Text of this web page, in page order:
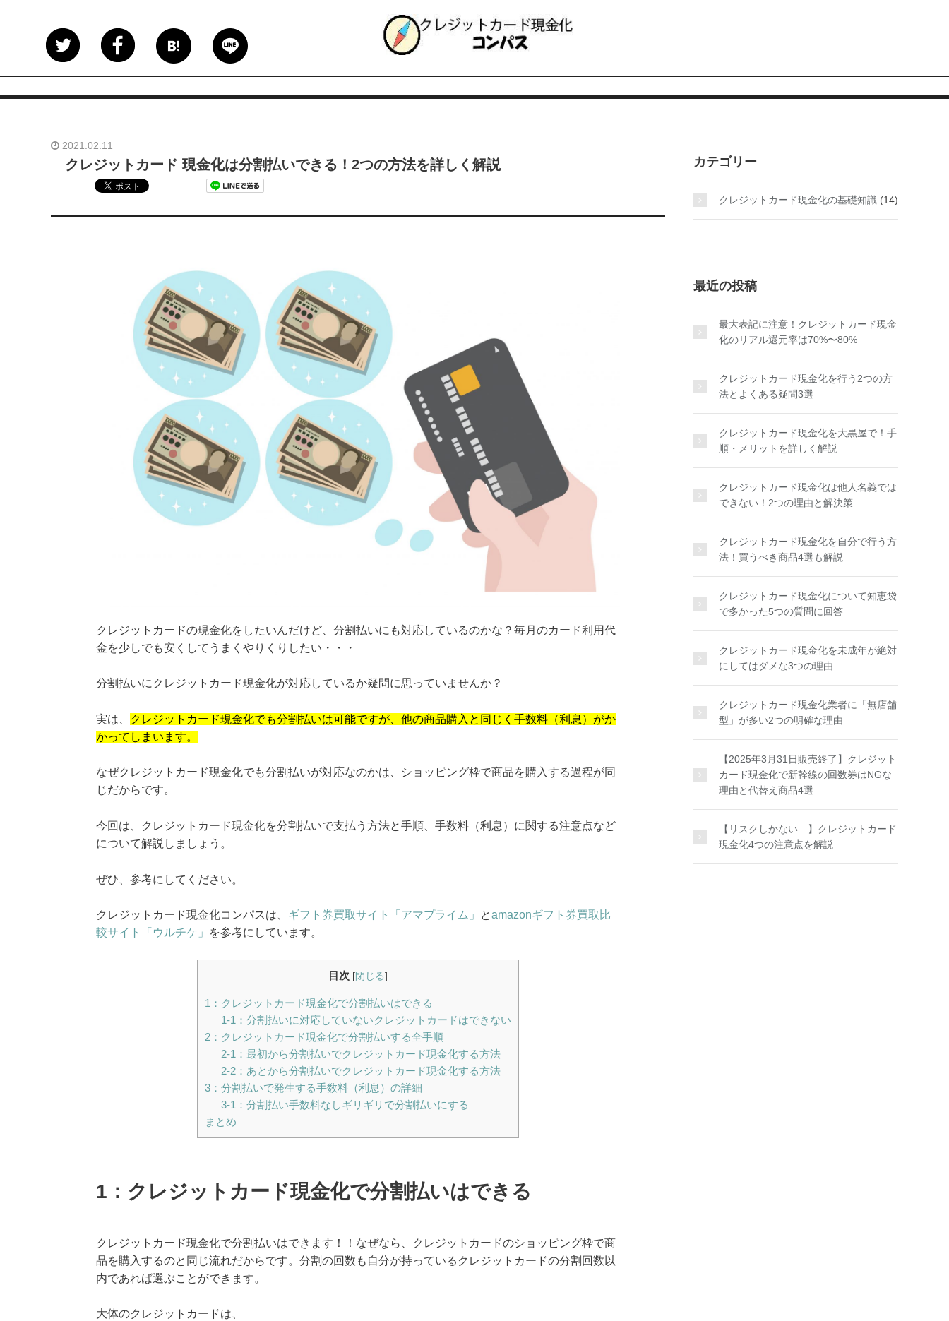
2021.02.11
クレジットカード 現金化は分割払いできる！2つの方法を詳しく解説
クレジットカードの現金化をしたいんだけど、分割払いにも対応しているのかな？毎月のカード利用代
金を少しでも安くしてうまくやりくりしたい・・・
分割払いにクレジットカード現金化が対応しているか疑問に思っていませんか？
実は、
クレジットカード現金化でも分割払いは可能ですが、他の商品購入と同じく手数料（利息）がか
かってしまいます。
なぜクレジットカード現金化でも分割払いが対応なのかは、ショッピング枠で商品を購入する過程が同
じだからです。
今回は、クレジットカード現金化を分割払いで支払う方法と手順、手数料（利息）に関する注意点など
について解説しましょう。
ぜひ、参考にしてください。
クレジットカード現金化コンパスは、 ギフト券買取サイト「アマプライム」 とamazonギフト券買取比
較サイト「ウルチケ」
を参考にしています。
目次 [閉じる]
1：クレジットカード現金化で分割払いはできる
1-1：分割払いに対応していないクレジットカードはできない
2：クレジットカード現金化で分割払いする全手順
2-1：最初から分割払いでクレジットカード現金化する方法
2-2：あとから分割払いでクレジットカード現金化する方法
3：分割払いで発生する手数料（利息）の詳細
3-1：分割払い手数料なしギリギリで分割払いにする
まとめ
1：クレジットカード現金化で分割払いはできる
クレジットカード現金化で分割払いはできます！！なぜなら、クレジットカードのショッピング枠で商
品を購入するのと同じ流れだからです。分割の回数も自分が持っているクレジットカードの分割回数以
内であれば選ぶことができます。
大体のクレジットカードは、
カテゴリー
クレジットカード現金化の基礎知識 (14)
最近の投稿
最大表記に注意！クレジットカード現金
化のリアル還元率は70%〜80%
クレジットカード現金化を行う2つの方
法とよくある疑問3選
クレジットカード現金化を大黒屋で！手
順・メリットを詳しく解説
クレジットカード現金化は他人名義では
できない！2つの理由と解決策
クレジットカード現金化を自分で行う方
法！買うべき商品4選も解説
クレジットカード現金化について知恵袋
で多かった5つの質問に回答
クレジットカード現金化を未成年が絶対
にしてはダメな3つの理由
クレジットカード現金化業者に「無店舗
型」が多い2つの明確な理由
【2025年3月31日販売終了】クレジット
カード現金化で新幹線の回数券はNGな
理由と代替え商品4選
【リスクしかない…】クレジットカード
現金化4つの注意点を解説